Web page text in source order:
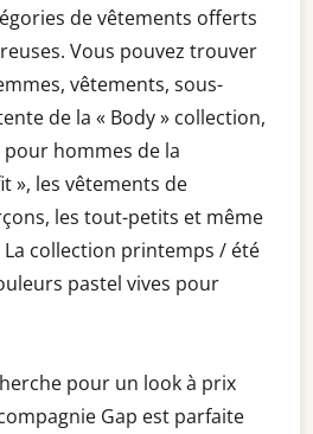
de vêtements offerts
Vous pouvez trouver
vêtements, sous-
de la « Body » collection,
hommes de la
», les vêtements de
les tout-petits et même
collection printemps / été
pastel vives pour
pour un look à prix
Gap est parfaite